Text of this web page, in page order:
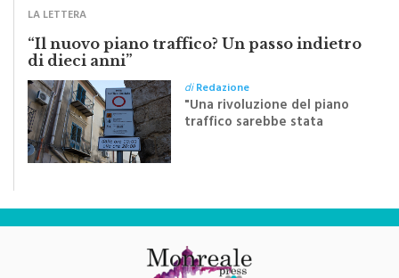
“Il nuovo piano traffico? Un passo indietro
di dieci anni”
"Una rivoluzione del piano
traffico sarebbe stata
efficace se preceduta da
una rivoluzione culturale"